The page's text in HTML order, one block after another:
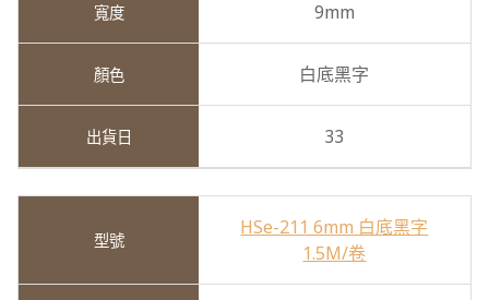
9mm
白底黑字
33
HSe-211 6mm 白底黑字
1.5M/卷